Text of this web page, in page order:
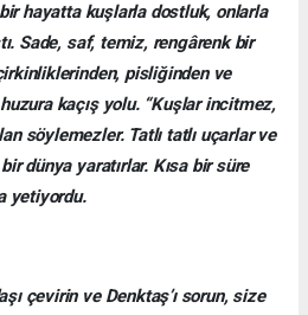
hayatta kuşlarla dostluk, onlarla
Sade, saf, temiz, rengârenk bir
pisliğinden ve
kaçış yolu. “Kuşlar incitmez,
söylemezler. Tatlı tatlı uçarlar ve
dünya yaratırlar. Kısa bir süre
yetiyordu.
çevirin ve Denktaş’ı sorun, size